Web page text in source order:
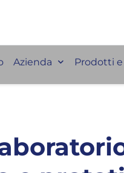
Azienda Prodotti